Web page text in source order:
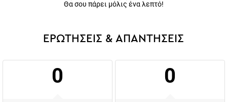
Θα σου πάρει μόλις ένα λεπτό!
ΕΡΩΤΗΣΕΙΣ & ΑΠΑΝΤΗΣΕΙΣ
0 0